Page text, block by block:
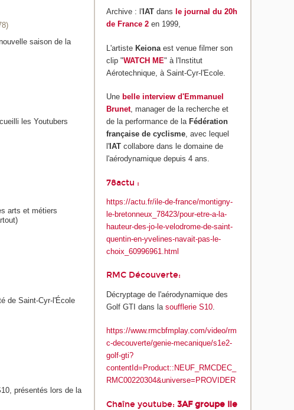
saison de la
les Youtubers
arts et métiers
de Saint-Cyr-l'École
présentés lors de la
Archive : l' IAT dans le journal du 20h
de France 2 en 1999,
L'artisteKeiona est venue filmer son
clip "WATCH ME" à l'Institut
Aérotechnique, à Saint-Cyr-l'Ecole.
Une belle interview d'Emmanuel
Brunet, manager de la recherche et
de la performance de la Fédération
française de cyclisme, avec lequel
l' IATcollabore dans le domaine de
l'aérodynamique depuis 4 ans.
78actu :
https://actu.fr/ile-de-france/montigny-
le-bretonneux_78423/pour-etre-a-la-
hauteur-des-jo-le-velodrome-de-saint-
quentin-en-yvelines-navait-pas-le-
choix_60996961.html
RMC Découverte:
Décryptage de l'aérodynamique des
Golf GTI dans lasoufflerie S10
https://www.rmcbfmplay.com/video/rm
c-decouverte/genie-mecanique/s1e2-
golf-gti?
contentId=Product::NEUF_RMCDEC_
RMC00220304&universe=PROVIDER
Chaîne youtube:3AF groupe Ile